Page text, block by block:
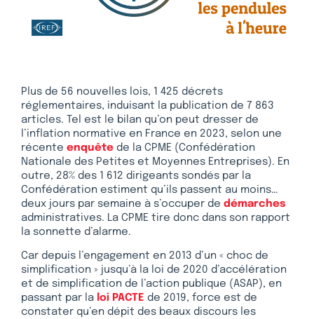
Plus de 56 nouvelles lois, 1 425 décrets
réglementaires, induisant la publication de 7 863
articles. Tel est le bilan qu’on peut dresser de
l’inflation normative en France en 2023, selon une
récente enquête de la CPME (Confédération
Nationale des Petites et Moyennes Entreprises). En
outre, 28% des 1 612 dirigeants sondés par la
Confédération estiment qu’ils passent au moins…
deux jours par semaine à s’occuper de démarches
administratives. La CPME tire donc dans son rapport
la sonnette d’alarme.
Car depuis l’engagement en 2013 d’un « choc de
simplification » jusqu’à la loi de 2020 d’accélération
et de simplification de l’action publique (ASAP), en
passant par la loi PACTE de 2019, force est de
constater qu’en dépit des beaux discours les